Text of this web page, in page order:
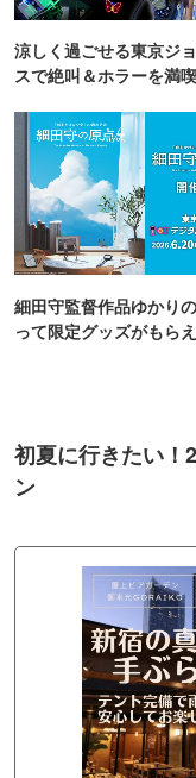
涼しく過ごせる東京ジ
スで絶叫＆ホラーを満喫
細田守監督作品ゆかり
って限定グッズがもら
初夏に行きたい！
ン